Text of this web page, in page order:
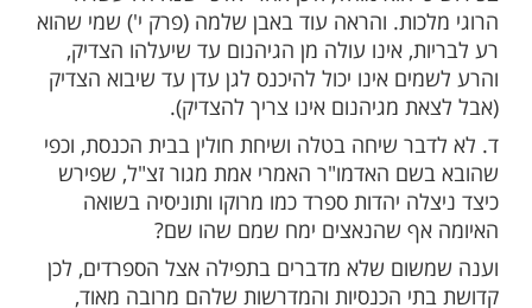
חיים קניבסקי זצ"ל, איזו סגולה יש להינצל
ומפצצות האויבים המחבלים, והשיב:
להתפלל כי הוא מרגיש שהוא מתפלל
מתפלל כי נתחייב במצווה להתפלל - חסר
"כל משאלותיך" עמודים טז-יז).
אהרן לייב שטיינמן זצ"ל בקיץ תשס"ו
מלחמת לבנון השנייה) לעת צרה כזאת במה
בבין אדם לחברו.